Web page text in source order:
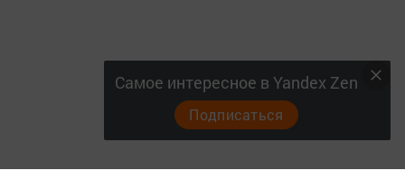
Самое интересное в Yandex Zen
Подписаться